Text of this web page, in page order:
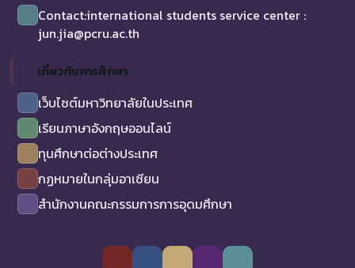
Contact:international students service center :
jun.jia@pcru.ac.th
เกี่ยวกับการศึกษา
เว็บไซต์มหาวิทยาลัยในประเทศ
เรียนภาษาอังกฤษออนไลน์
ทุนศึกษาต่อต่างประเทศ
กฏหมายในกลุ่มอาเซียน
สำนักงานคณะกรรมการการอุดมศึกษา